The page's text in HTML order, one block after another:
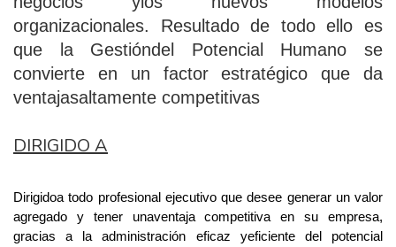
organizacionales. Resultado de todo ello es
que la Gestióndel Potencial Humano se
convierte en un factor estratégico que da
ventajasaltamente competitivas
DIRIGIDO A
Dirigidoa todo profesional ejecutivo que desee generar un valor
agregado y tener unaventaja competitiva en su empresa,
gracias a la administración eficaz yeficiente del potencial